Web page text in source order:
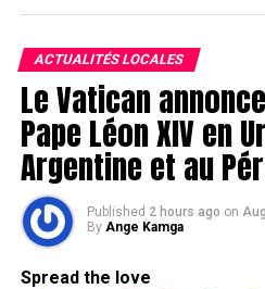
ACTUALITÉS LOCALES
Le Vatican
Pape Léon XIV en
Argentine et au
Published 2 hours ago on
By Ange Kamga
Spread the love